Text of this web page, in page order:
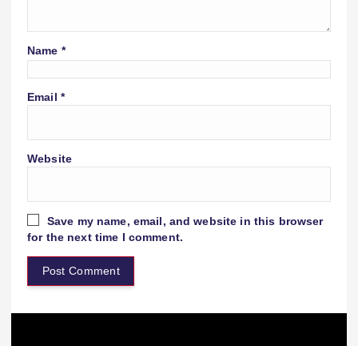
Name *
Email *
Website
Save my name, email, and website in this browser
for the next time I comment.